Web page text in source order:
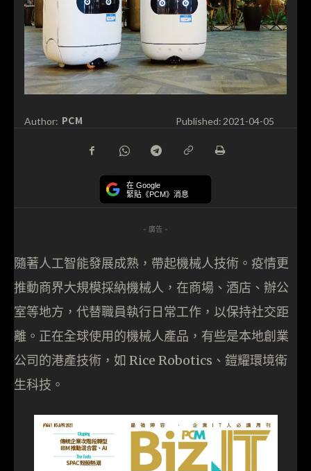
Author: PCM Published: 2021-04-05
在 Google
緊貼《PCM》消息
- 廣告 -
隨著人工智能發展成熟，帶起機械人技術。疫情更
推動商界大規模採納機械人，在商場、酒店、辦公
室等地方，代替職員執行日常工作，以保持社交距
離。正在全球使用的機械人產品，有些是本地創業
公司的港產技術，如 Rice Robotics、鎧耀環境衛
生科技。